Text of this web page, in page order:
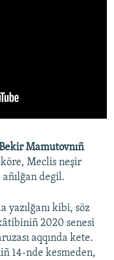
Mamutovnıñ
Meclis neşir
degil.
yazılğanı kibi, söz
2020 senesi
aqqında kete.
14-nde kesmeden,